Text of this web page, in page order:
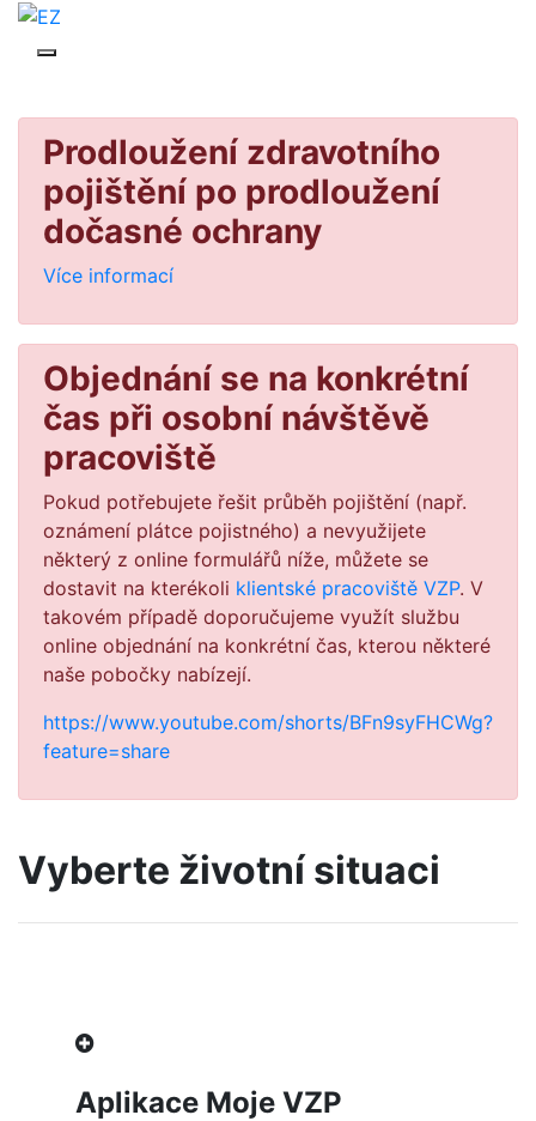
Prodloužení zdravotního
pojištění po prodloužení
dočasné ochrany
Více informací
Objednání se na konkrétní
čas při osobní návštěvě
pracoviště
Pokud potřebujete řešit průběh pojištění (např.
oznámení plátce pojistného) a nevyužijete
některý z online formulářů níže, můžete se
dostavit na kterékoli klientské pracoviště VZP. V
takovém případě doporučujeme využít službu
online objednání na konkrétní čas, kterou některé
naše pobočky nabízejí.
https://www.youtube.com/shorts/BFn9syFHCWg?
feature=share
Vyberte životní situaci
Aplikace Moje VZP